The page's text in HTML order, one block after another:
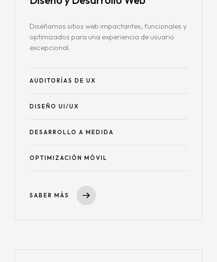
Diseñamos sitios web impactantes, funcionales y
optimizados para una experiencia de usuario
excepcional.
AUDITORÍAS DE UX
DISEÑO UI/UX
DESARROLLO A MEDIDA
OPTIMIZACIÓN MÓVIL
SABER MÁS